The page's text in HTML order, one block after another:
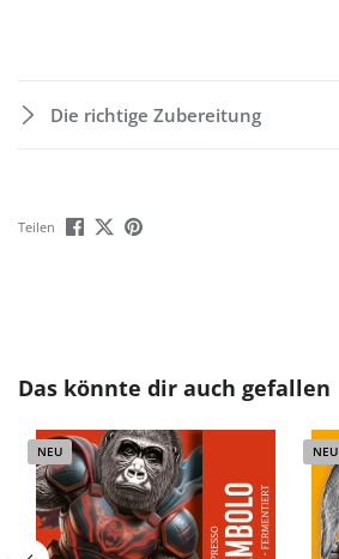
Die richtige Zubereitung
Teilen
Produktgalerie überspringen
Das könnte dir auch gefallen
NEU NEU